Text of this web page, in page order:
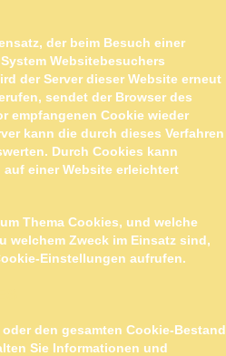
der beim Besuch einer
Websitebesuchers
der Server dieser Website erneut
sendet der Browser des
empfangenen Cookie wieder
kann die durch dieses Verfahren
Durch Cookies kann
einer Website erleichtert
Thema Cookies, und welche
welchem Zweck im Einsatz sind,
Einstellungen aufrufen.
den gesamten Cookie-Bestand
Sie Informationen und